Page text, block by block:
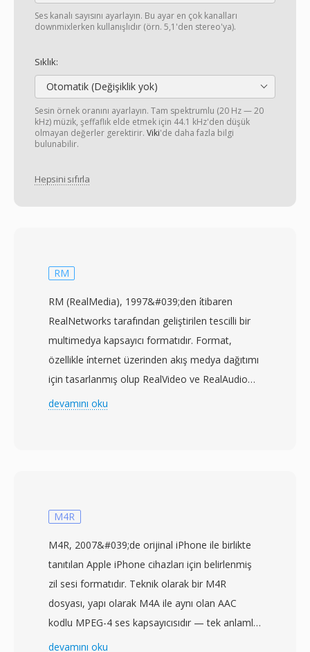
Ses kanalı sayısını ayarlayın. Bu ayar en çok kanalları
downmixlerken kullanışlıdır (örn. 5,1'den stereo'ya).
Sıklık:
Otomatik (Değişiklik yok)
Sesin örnek oranını ayarlayın. Tam spektrumlu (20 Hz — 20
kHz) müzik, şeffaflık elde etmek için 44.1 kHz'den düşük
olmayan değerler gerektirir. Viki'de daha fazla bilgi
bulunabilir.
Hepsini sıfırla
RM
RM (RealMedia), 1997&#039;den i̇tibaren
RealNetworks tarafından geliştirilen tescilli bir
multimedya kapsayıcı formatıdır. Format,
özellikle i̇nternet üzerinden akış medya dağıtımı
için tasarlanmış olup RealVideo ve RealAudio
codec&#039;lerini düşük bant genişliğinde
olduğu ve RealNetworks&#039;ün
ettiği dönemde baskın akış formatlarından biri
haline gelmiştir. Format, sabit bit hızı kodlama
kapsayıcı yapısı kullanarak güvenilmez çevirmeli
bağlantılarda bile makul düzeyde akıcı oynatma
devamını oku
M4R
M4R, 2007&#039;de orijinal iPhone ile birlikte
tanıtılan Apple iPhone cihazları için belirlenmiş
zil sesi formatıdır. Teknik olarak bir M4R
dosyası, yapı olarak M4A ile aynı olan AAC
kodlu MPEG-4 ses kapsayıcısıdır — tek anlamlı
farklar dosya uzantısı ve iOS tarafından
devamını oku